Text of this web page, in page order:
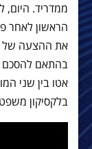
ממדריד.
הראשון לאחר
את ההצעה של
בהתאם להסכם
אטו בין שני
בלקסיקון